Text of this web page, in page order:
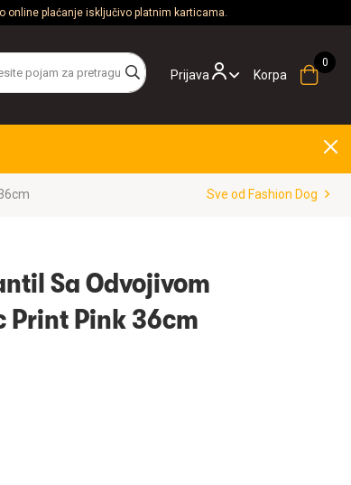
online plaćanje isključivo platnim karticama.
Prijava Korpa
Sve od Fashion Dog
Sa Odvojivom
Print Pink 36cm